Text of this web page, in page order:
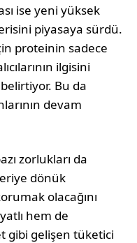
ise yeni yüksek
piyasaya sürdü.
proteinin sadece
ilgisini
Bu da
devam
zorlukları da
dönük
olacağını
hem de
gibi gelişen tüketici